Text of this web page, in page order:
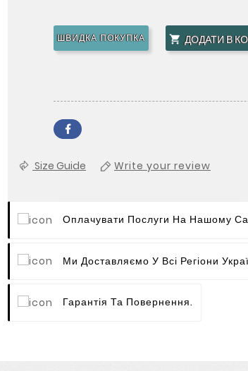
 ДОДАТИ В
ШВИДКА ПОКУПКА
Size Guide Write your review
Оплачувати Послуги На Нашому
Ми Доставляємо У Всі Регіони
Гарантія Та Повернення.